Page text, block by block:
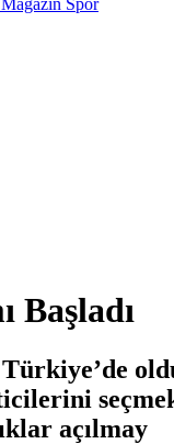
Magazin Spor
Başladı
açılmay